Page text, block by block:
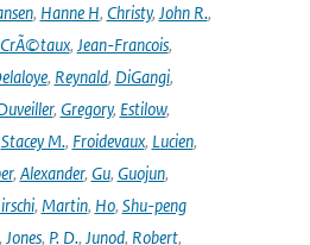
, Hanne H, Christy, John R.,
CrÃ©taux, Jean-Francois,
, Reynald, DiGangi,
, Gregory, Estilow,
Stacey M., Froidevaux, Lucien,
, Alexander, Gu, Guojun,
, Martin, Ho, Shu-peng
Jones, P. D., Junod, Robert,